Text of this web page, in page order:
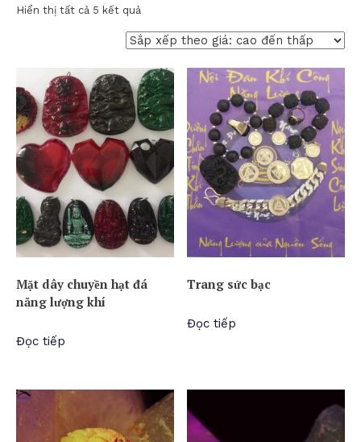
Hiển thị tất cả 5 kết quả
sắp
xếp
theo
giá:
cao
đến
thấp
Mặt dây chuyền hạt đá
năng lượng khí
Đọc tiếp
Trang sức bạc
Đọc tiếp